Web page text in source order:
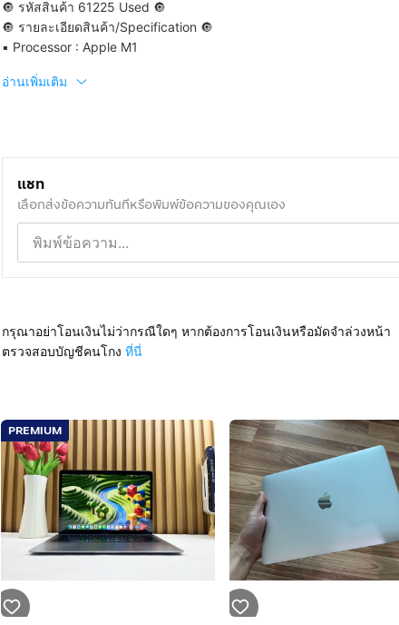
🔘 รหัสสินค้า 61225 Used 🔘
🔘 รายละเอียดสินค้า/Specification 🔘
▪️ Processor : Apple M1
อ่านเพิ่มเติม
แชท
เลือกส่งข้อความทันทีหรือพิมพ์ข้อความของคุณเอง
กรุณาอย่าโอนเงินไม่ว่ากรณีใดๆ หากต้องการโอนเงินหรือมัดจำล่วงหน้า
ตรวจสอบบัญชีคนโกง ที่นี่
PREMIUM